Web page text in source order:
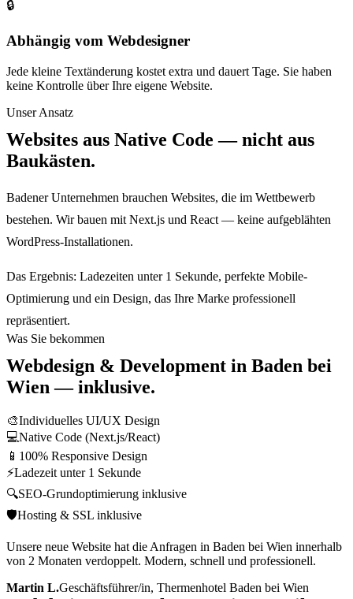
🔒
Abhängig vom Webdesigner
Jede kleine Textänderung kostet extra und dauert Tage. Sie haben
keine Kontrolle über Ihre eigene Website.
Unser Ansatz
Websites aus Native Code — nicht aus
Baukästen.
Badener Unternehmen brauchen Websites, die im Wettbewerb
bestehen. Wir bauen mit Next.js und React — keine aufgeblähten
WordPress-Installationen.
Das Ergebnis: Ladezeiten unter 1 Sekunde, perfekte Mobile-
Optimierung und ein Design, das Ihre Marke professionell
repräsentiert.
Was Sie bekommen
Webdesign & Development in Baden bei
Wien— inklusive.
🎨Individuelles UI/UX Design
💻Native Code (Next.js/React)
📱 100% Responsive Design
⚡Ladezeit unter 1 Sekunde
🔍SEO-Grundoptimierung inklusive
🛡️Hosting & SSL inklusive
Unsere neue Website hat die Anfragen in Baden bei Wien innerhalb
von 2 Monaten verdoppelt. Modern, schnell und professionell.
Martin L.Geschäftsführer/in, Thermenhotel Baden bei Wien